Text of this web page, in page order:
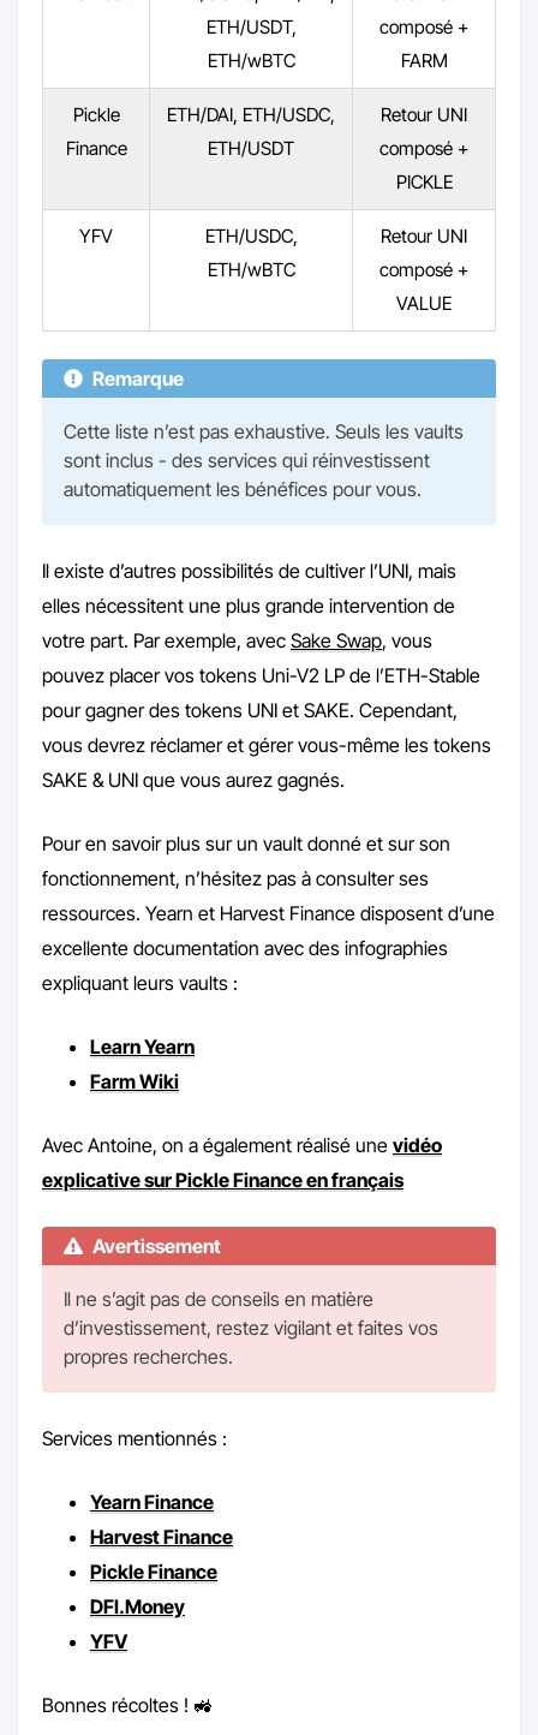
ETH/USDT,
ETH/wBTC
composé +
FARM
Pickle
Finance
ETH/DAI, ETH/USDC,
ETH/USDT
Retour UNI
composé +
PICKLE
YFV
ETH/USDC,
ETH/wBTC
Retour UNI
composé +
VALUE
Remarque
Cette liste n’est pas exhaustive. Seuls les vaults
sont inclus - des services qui réinvestissent
automatiquement les bénéfices pour vous.
Il existe d’autres possibilités de cultiver l’UNI, mais
elles nécessitent une plus grande intervention de
votre part. Par exemple, avec Sake Swap, vous
pouvez placer vos tokens Uni-V2 LP de l’ETH-Stable
pour gagner des tokens UNI et SAKE. Cependant,
vous devrez réclamer et gérer vous-même les tokens
SAKE & UNI que vous aurez gagnés.
Pour en savoir plus sur un vault donné et sur son
fonctionnement, n’hésitez pas à consulter ses
ressources. Yearn et Harvest Finance disposent d’une
excellente documentation avec des infographies
expliquant leurs vaults :
Learn Yearn
Farm Wiki
Avec Antoine, on a également réalisé une vidéo
explicative sur Pickle Finance en français
Avertissement
Il ne s’agit pas de conseils en matière
d’investissement, restez vigilant et faites vos
propres recherches.
Services mentionnés :
Yearn Finance
Harvest Finance
Pickle Finance
DFI.Money
YFV
Bonnes récoltes ! 🚜